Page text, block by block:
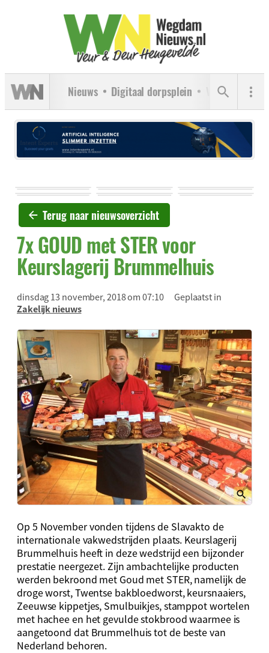
Nieuws Digitaal dorpsplein Verenigingen
Terug naar nieuwsoverzicht
7x GOUD met STER voor
Keurslagerij Brummelhuis
dinsdag 13 november, 2018 om 07:10
Geplaatst in
Zakelijk nieuws
Op 5 November vonden tijdens de Slavakto de
internationale vakwedstrijden plaats. Keurslagerij
Brummelhuis heeft in deze wedstrijd een bijzonder
prestatie neergezet. Zijn ambachtelijke producten
werden bekroond met Goud met STER, namelijk de
droge worst, Twentse bakbloedworst, keursnaaiers,
Zeeuwse kippetjes, Smulbuikjes, stamppot wortelen
met hachee en het gevulde stokbrood waarmee is
aangetoond dat Brummelhuis tot de beste van
Nederland behoren.